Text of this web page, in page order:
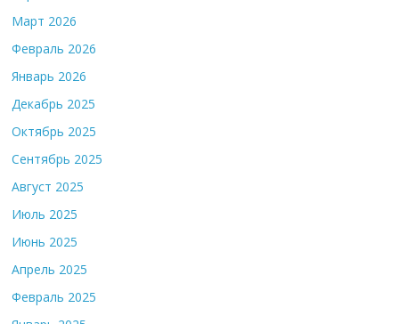
Март 2026
Февраль 2026
Январь 2026
Декабрь 2025
Октябрь 2025
Сентябрь 2025
Август 2025
Июль 2025
Июнь 2025
Апрель 2025
Февраль 2025